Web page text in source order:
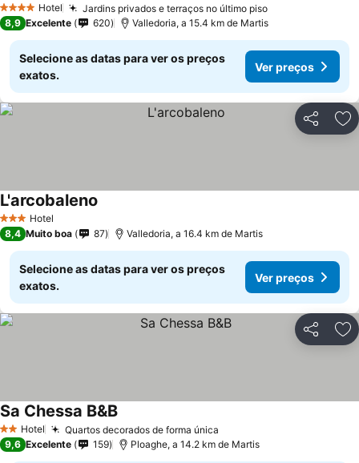
4 EstrelasHotel Jardins privados e terraços no último piso
8,9 Excelente 620 Valledoria, a 15.4 km de Martis
Selecione as datas para ver os preços
exatos.
Ver preços
Partilhar
3 EstrelasHotel
L'arcobaleno
8,4 Muito boa 87 Valledoria, a 16.4 km de Martis
Selecione as datas para ver os preços
exatos.
Ver preços
Partilhar
2 Estrelas
Hotel Quartos decorados de forma única
Sa Chessa B&B
9,6 Excelente 159 Ploaghe, a 14.2 km de Martis